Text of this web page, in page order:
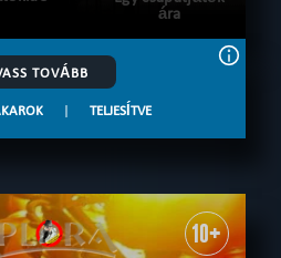
ára
TOVÁBB
| TELJESÍTVE
10+